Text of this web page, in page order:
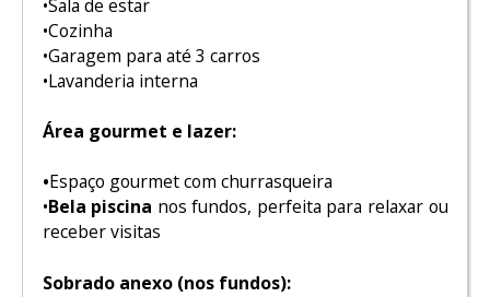
•Sala de estar
•Cozinha
•Garagem para até 3 carros
•Lavanderia interna
Área gourmet e lazer:
•Espaço gourmet com churrasqueira
•Bela piscina nos fundos, perfeita para relaxar ou
receber visitas
Sobrado anexo (nos fundos):